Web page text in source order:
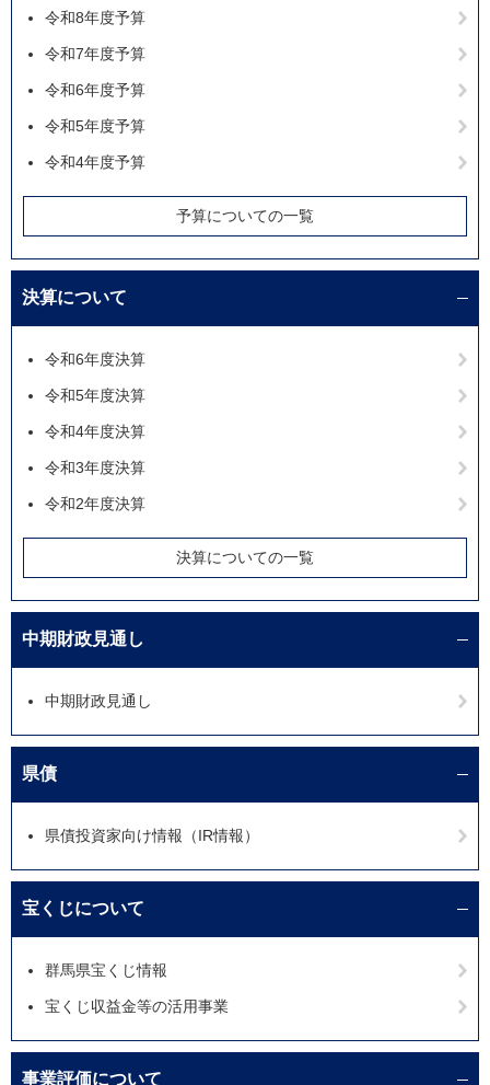
令和8年度予算
令和7年度予算
令和6年度予算
令和5年度予算
令和4年度予算
予算についての一覧
決算について
令和6年度決算
令和5年度決算
令和4年度決算
令和3年度決算
令和2年度決算
決算についての一覧
中期財政見通し
中期財政見通し
県債
県債投資家向け情報（IR情報）
宝くじについて
群馬県宝くじ情報
宝くじ収益金等の活用事業
事業評価について